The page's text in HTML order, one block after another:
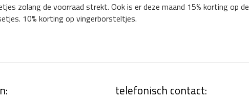
zolang de voorraad strekt. Ook is er deze maand 15% korting op de
10% korting op vingerborsteltjes.
telefonisch contact: